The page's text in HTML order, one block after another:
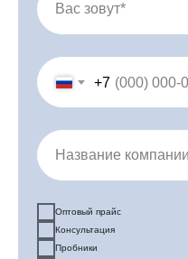
Вас зовут*
+7
Название компании
Оптовый прайс
Консультация
Пробники